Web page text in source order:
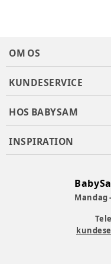
Farve:Rosa
Farvekode:5607
Materiale:Polyvinyl
NV, Danmark,
Produktionsland:CN
OM OS
KUNDESERVICE
HOS BABYSAM
INSPIRATION
Mandag